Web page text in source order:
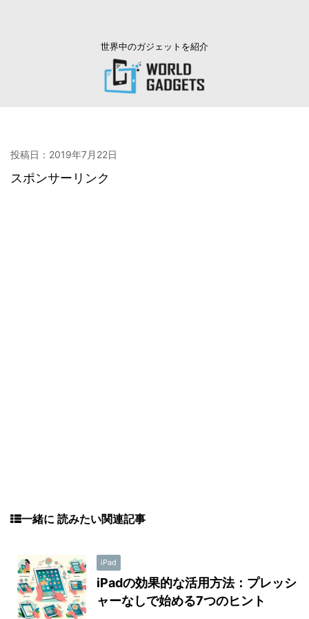
世界中のガジェットを紹介
投稿日： 2019年7月22日
スポンサーリンク
一緒に 読みたい関連記事
iPad
iPadの効果的な活用方法：プレッシ
ャーなしで始める7つのヒント